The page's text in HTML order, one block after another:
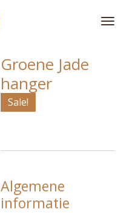
Groene Jade
hanger
Sale!
Algemene
informatie